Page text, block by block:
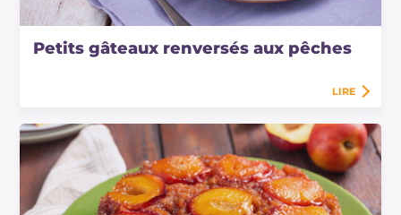
Petits gâteaux renversés aux pêches
LIRE